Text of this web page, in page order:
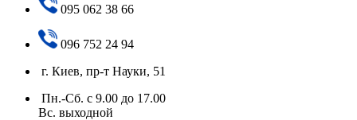
095 062 38 66
096 752 24 94
г. Киев, пр-т Науки, 51
Пн.-Сб. с 9.00 до 17.00
Вс. выходной